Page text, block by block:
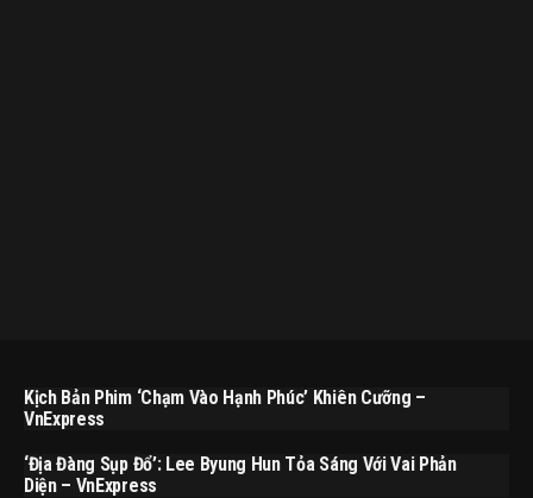
Kịch Bản Phim ‘Chạm Vào Hạnh Phúc’ Khiên Cưỡng –
VnExpress
‘Địa Đàng Sụp Đổ’: Lee Byung Hun Tỏa Sáng Với Vai Phản
Diện – VnExpress